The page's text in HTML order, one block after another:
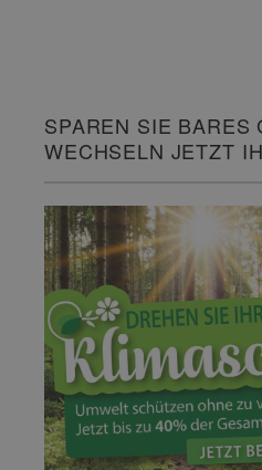
SPAREN SIE BARES
WECHSELN JETZT